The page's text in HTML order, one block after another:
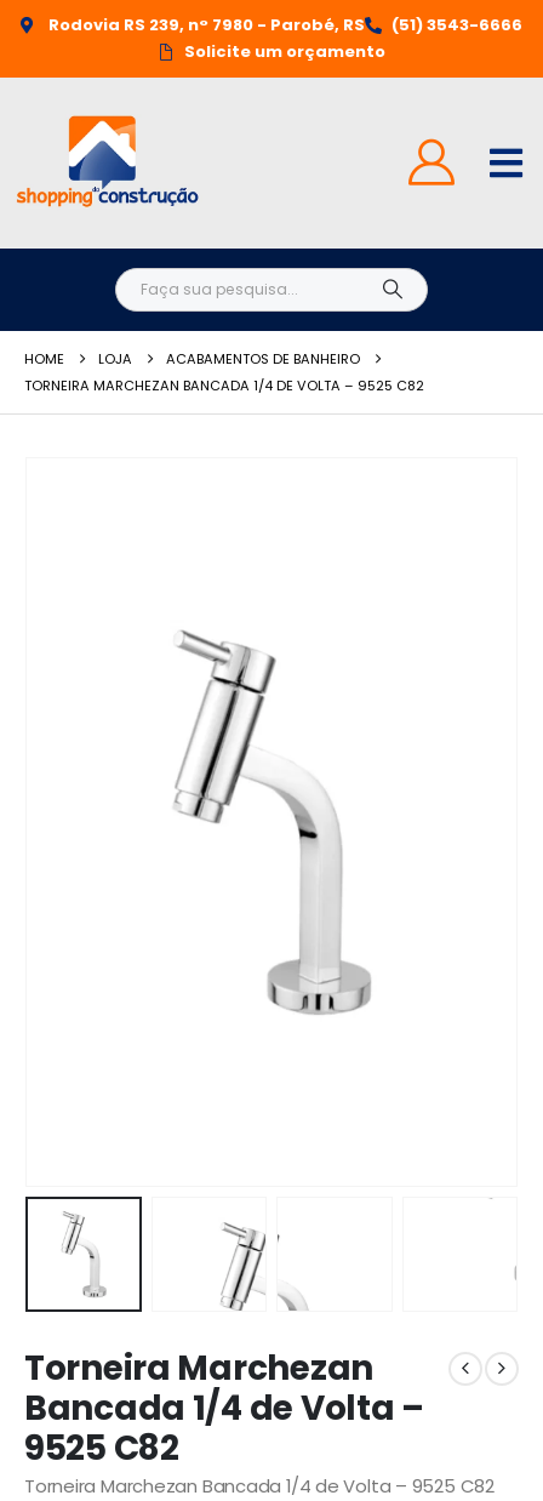
Rodovia RS 239, n° 7980 - Parobé, RS
(51) 3543-6666
Solicite um orçamento
HOME LOJA
ACABAMENTOS DE BANHEIRO
TORNEIRA MARCHEZAN BANCADA 1/4 DE VOLTA – 9525 C82
Torneira Marchezan
Bancada 1/4 de Volta –
9525 C82
Torneira Marchezan Bancada 1/4 de Volta – 9525 C82